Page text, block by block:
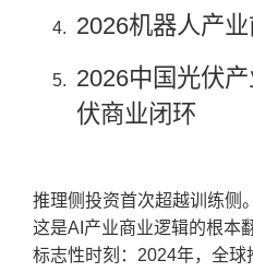
2026机器人产
2026中国光伏
伏商业闭环
推理侧投资首次超越训练侧
这是AI产业商业逻辑的根本
标志性时刻：2024年，全球